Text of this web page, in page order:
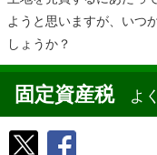
ようと思いますが、いつ
しょうか？
固定資産税よく